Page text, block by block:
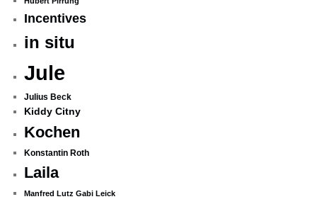
Incentives
in situ
Jule
Julius Beck
Kiddy Citny
Kochen
Konstantin Roth
Laila
Manfred Lutz Gabi Leick